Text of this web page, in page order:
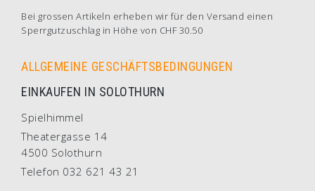
Bei grossen Artikeln erheben wir für den Versand einen
Sperrgutzuschlag in Höhe von CHF 30.50
ALLGEMEINE GESCHÄFTSBEDINGUNGEN
EINKAUFEN IN SOLOTHURN
Spielhimmel
Theatergasse 14
4500 Solothurn
Telefon 032 621 43 21